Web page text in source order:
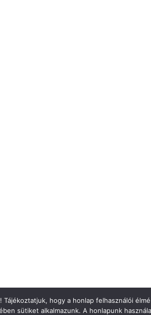
Tájékoztatjuk, hogy a honlap felhasználói
sütiket alkalmazunk. A honlapunk